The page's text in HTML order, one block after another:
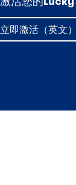
立即激活（英文）